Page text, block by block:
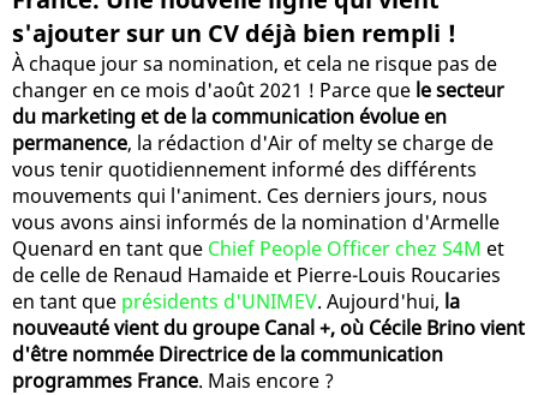
s'ajouter sur un CV déjà bien rempli !
À chaque jour sa nomination, et cela ne risque pas de
changer en ce mois d'août 2021 ! Parce que le secteur
du marketing et de la communication évolue en
permanence, la rédaction d'Air of melty se charge de
vous tenir quotidiennement informé des différents
mouvements qui l'animent. Ces derniers jours, nous
vous avons ainsi informés de la nomination d'Armelle
Quenard en tant que Chief People Officer chez S4M et
de celle de Renaud Hamaide et Pierre-Louis Roucaries
en tant que présidents d'UNIMEV. Aujourd'hui, la
nouveauté vient du groupe Canal +, où Cécile Brino vient
d'être nommée Directrice de la communication
programmes France. Mais encore ?